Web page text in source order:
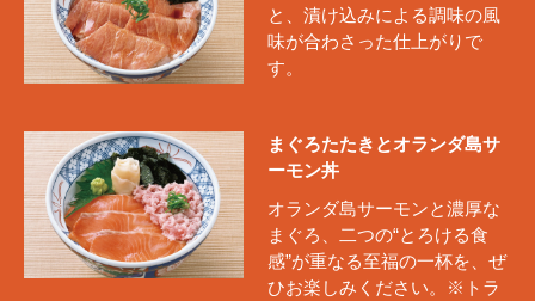
と、漬け込みによる調味の風
味が合わさった仕上がりで
す。
まぐろたたきとオランダ島サ
ーモン丼
オランダ島サーモンと濃厚な
まぐろ、二つの“とろける食
感”が重なる至福の一杯を、ぜ
ひお楽しみください。※トラ